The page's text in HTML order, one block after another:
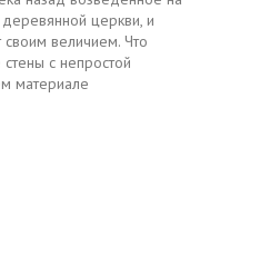
церкви, и
величием. Что
с непростой
материале